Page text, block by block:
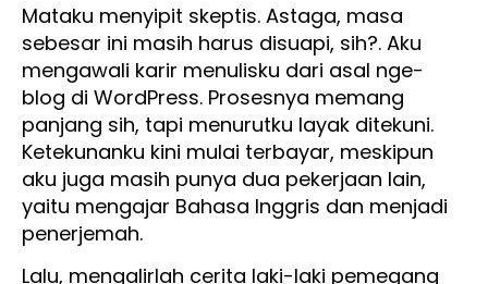
Mataku menyipit skeptis. Astaga, masa
sebesar ini masih harus disuapi, sih?. Aku
mengawali karir menulisku dari asal nge-
blog di WordPress. Prosesnya memang
panjang sih, tapi menurutku layak ditekuni.
Ketekunanku kini mulai terbayar, meskipun
aku juga masih punya dua pekerjaan lain,
yaitu mengajar Bahasa Inggris dan menjadi
penerjemah.
Lalu, mengalirlah cerita laki-laki pemegang